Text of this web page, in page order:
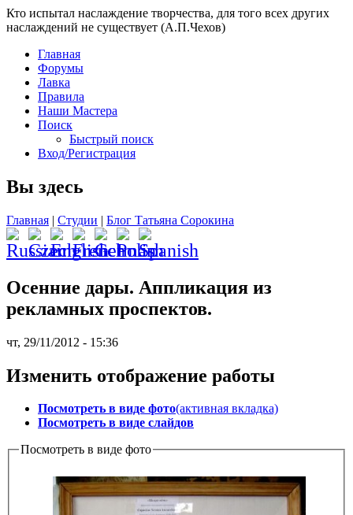
Кто испытал наслаждение творчества, для того всех других
наслаждений не существует (А.П.Чехов)
Главная
Форумы
Лавка
Правила
Наши Мастера
Поиск
Быстрый поиск
Вход/Регистрация
Вы здесь
Главная | Студии | Блог Татьяна Сорокина
Осенние дары. Аппликация из
рекламных проспектов.
чт, 29/11/2012 - 15:36
Изменить отображение работы
Посмотреть в виде фото(активная вкладка)
Посмотреть в виде слайдов
Посмотреть в виде фото